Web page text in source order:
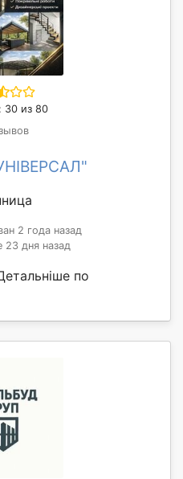
30 из 80
2 года назад
23 дня назад
по